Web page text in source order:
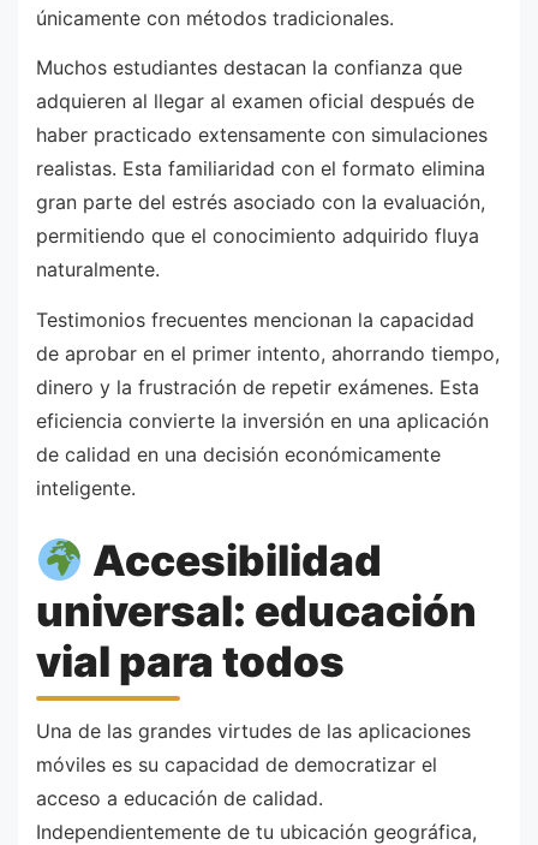
únicamente con métodos tradicionales.
Muchos estudiantes destacan la confianza que
adquieren al llegar al examen oficial después de
haber practicado extensamente con simulaciones
realistas. Esta familiaridad con el formato elimina
gran parte del estrés asociado con la evaluación,
permitiendo que el conocimiento adquirido fluya
naturalmente.
Testimonios frecuentes mencionan la capacidad
de aprobar en el primer intento, ahorrando tiempo,
dinero y la frustración de repetir exámenes. Esta
eficiencia convierte la inversión en una aplicación
de calidad en una decisión económicamente
inteligente.
Accesibilidad
universal: educación
vial para todos
Una de las grandes virtudes de las aplicaciones
móviles es su capacidad de democratizar el
acceso a educación de calidad.
Independientemente de tu ubicación geográfica,